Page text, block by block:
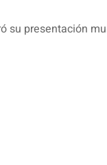
su presentación